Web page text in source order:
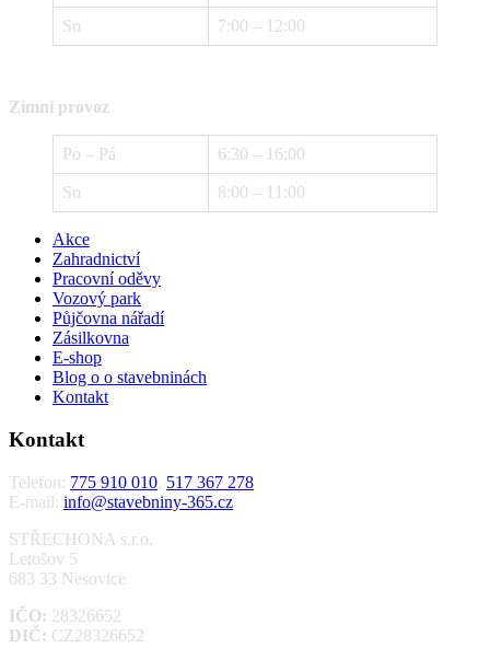
So 7:00 – 12:00
Zimní provoz
Po – Pá 6:30 – 16:00
So 8:00 – 11:00
Akce
Zahradnictví
Pracovní oděvy
Vozový park
Půjčovna nářadí
Zásilkovna
E-shop
Blog o o stavebninách
Kontakt
Kontakt
Telefon: 775 910 010, 517 367 278
E-mail: info@stavebniny-365.cz
STŘECHONA s.r.o.
Letošov 5
683 33 Nesovice
IČO: 28326652
DIČ: CZ28326652